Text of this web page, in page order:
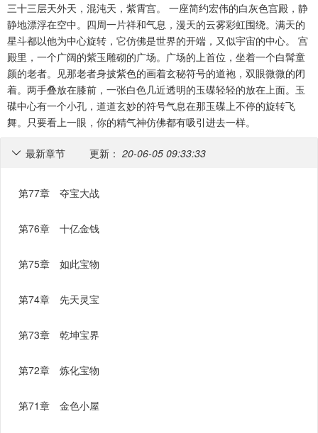
三十三层天外天，混沌天，紫霄宫。 一座简约宏伟的白灰色宫殿，静
静地漂浮在空中。四周一片祥和气息，漫天的云雾彩虹围绕。满天的
星斗都以他为中心旋转，它仿佛是世界的开端，又似宇宙的中心。 宫
殿里，一个广阔的紫玉雕砌的广场。广场的上首位，坐着一个白髯童
颜的老者。见那老者身披紫色的画着玄秘符号的道袍，双眼微微的闭
着。两手叠放在膝前，一张白色几近透明的玉碟轻轻的放在上面。玉
碟中心有一个小孔，道道玄妙的符号气息在那玉碟上不停的旋转飞
舞。只要看上一眼，你的精气神仿佛都有吸引进去一样。
最新章节 更新： 20-06-05 09:33:33

第77章 夺宝大战
第76章 十亿金钱
第75章 如此宝物
第74章 先天灵宝
第73章 乾坤宝界
第72章 炼化宝物
第71章 金色小屋